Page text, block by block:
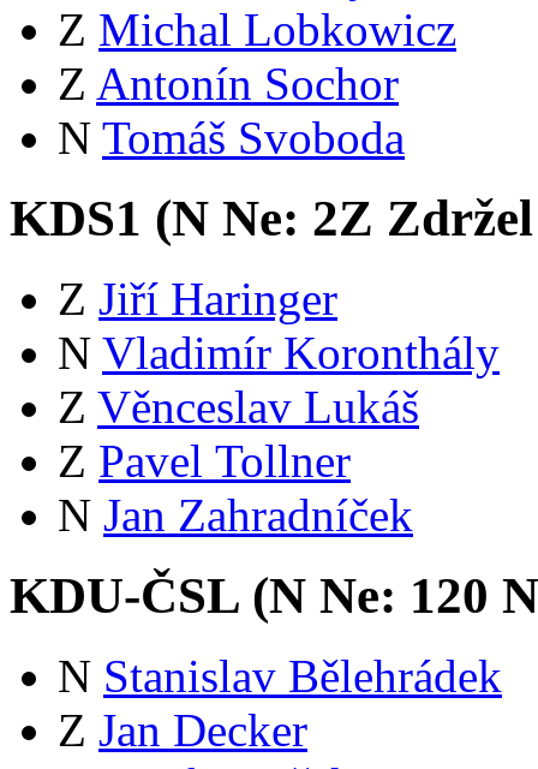
Z Michal Lobkowicz
Z Antonín Sochor
N Tomáš Svoboda
KDS1 (N Ne: 2Z
Z Jiří Haringer
N Vladimír Koronthály
Z Věnceslav Lukáš
Z Pavel Tollner
N Jan Zahradníček
KDU-ČSL (N Ne: 120
N Stanislav Bělehrádek
Z Jan Decker